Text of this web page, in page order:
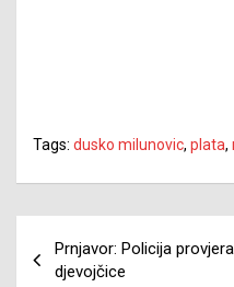
Tags: dusko milunovic, plata,
članaka
Prnjavor: Policija
djevojčice